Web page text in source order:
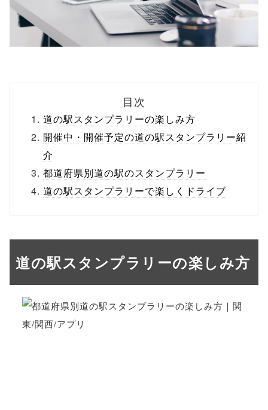
目次
道の駅スタンプラリーの楽しみ方
開催中・開催予定の道の駅スタンプラリー紹
介
都道府県別道の駅のスタンプラリー
道の駅スタンプラリーで楽しくドライブ
道の駅スタンプラリーの楽しみ方